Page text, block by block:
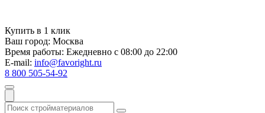
Купить в 1 клик
Ваш город: Москва
Время работы: Ежедневно с 08:00 до 22:00
E-mail: info@favoright.ru
8 800 505-54-92